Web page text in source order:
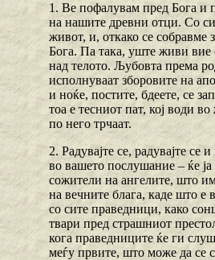
1. Ве пофалувам пред Бога и
на нашите древни отци. Со
живот, и, откако се собравме
Бога. Па така, уште живи вие
над телото. Љубовта према
исполнуваат зборовите на
и ноќе, постите, бдеете, се
тоа е тесниот пат, кој води
по него трчаат.
2. Радувајте се, радувајте се
во вашето послушание – ќе ја
сожители на ангелите, што
на вечните блага, каде што
со сите праведници, како
твари пред страшниот
кога праведниците ќе ги
меѓу првите, што може да се